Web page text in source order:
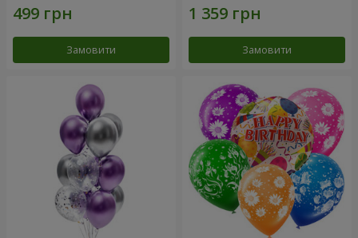
Замовити Замовити